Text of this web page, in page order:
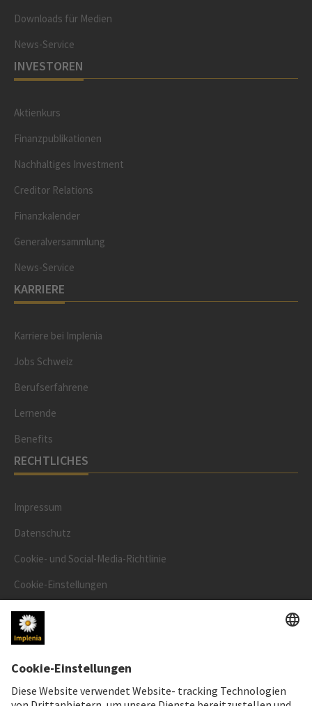
Downloads für Medien
News-Service
INVESTOREN
Aktienkurs
Finanzpublikationen
Nachhaltiges Investment
Creditor Relations
Finanzkalender
Generalversammlung
News-Service
KARRIERE
Karriere bei Implenia
Jobs Schweiz
Berufserfahrene
Lernende
Benefits
RECHTLICHES
Impressum
Datenschutz
Cookie- und Social-Media-Richtlinie
Cookie-Einstellungen
Speak Up Line
AKTIENKURS
SWX: Implenia AG